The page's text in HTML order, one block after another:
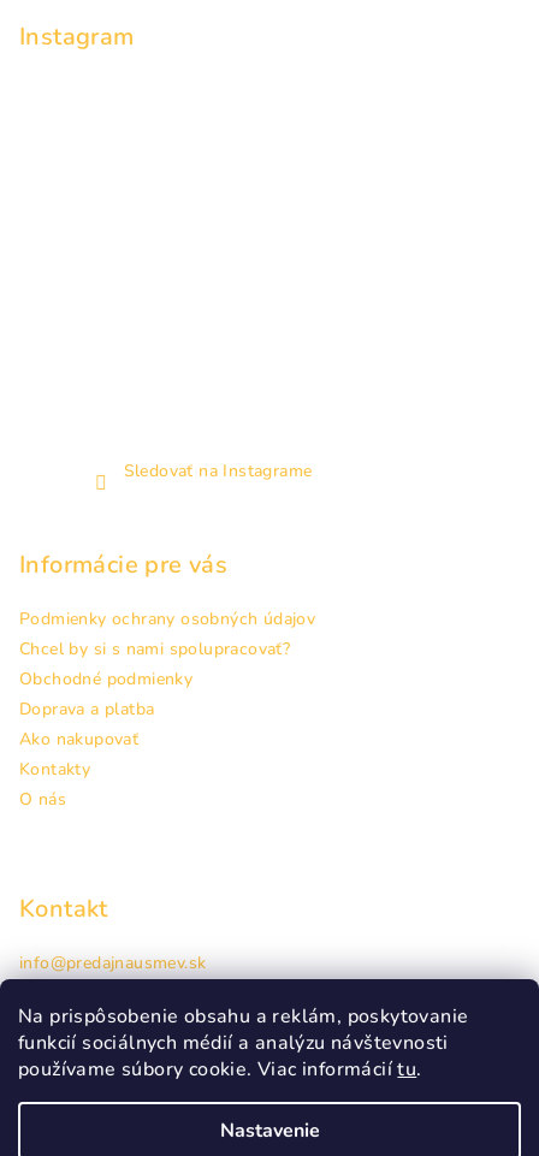
Na prispôsobenie obsahu a reklám, poskytovanie
funkcií sociálnych médií a analýzu návštevnosti
používame súbory cookie. Viac informáciítu.
Nastavenie
Instagram
Sledovať na Instagrame
Informácie pre vás
Podmienky ochrany osobných údajov
Chcel by si s nami spolupracovať?
Obchodné podmienky
Doprava a platba
Ako nakupovať
Kontakty
O nás
Kontakt
info@predajnausmev.sk
Hlavná 38, Prešov